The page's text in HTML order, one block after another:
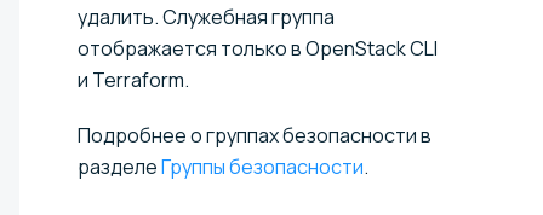
удалить. Служебная группа
отображается только в OpenStack CLI
и Terraform.
Подробнее о группах безопасности в
разделеГруппы безопасности.